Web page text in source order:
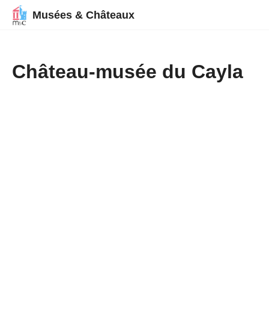
Musées & Châteaux
Château-musée du Cayla